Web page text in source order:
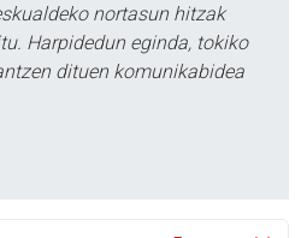
nortasun hitzak
Harpidedun eginda, tokiko
dituen komunikabidea